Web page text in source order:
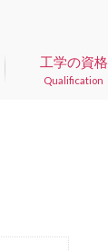
Qualification
工学の資格